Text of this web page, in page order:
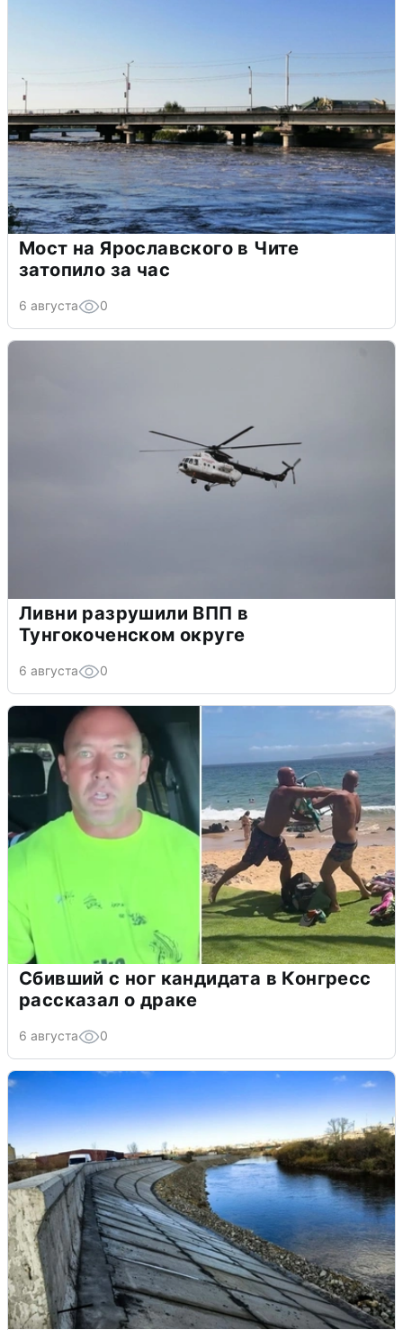
Мост на Ярославского в Чите
затопило за час
6 августа 0
Ливни разрушили ВПП в
Тунгокоченском округе
6 августа 0
Сбивший с ног кандидата в Конгресс
рассказал о драке
6 августа 0